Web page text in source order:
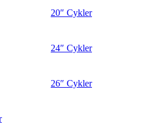
20″ Cykler
24″ Cykler
26″ Cykler